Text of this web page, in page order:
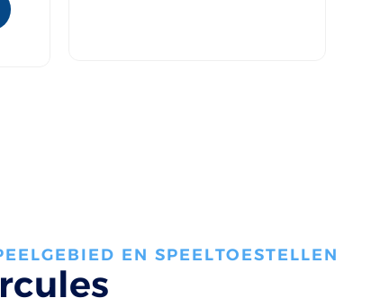
EN SPEELTOESTELLEN